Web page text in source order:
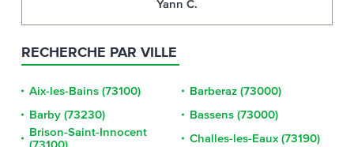
Yann C.
RECHERCHE PAR VILLE
Aix-les-Bains (73100)
Barberaz (73000)
Barby (73230)
Bassens (73000)
Brison-Saint-Innocent
Challes-les-Eaux (73190)